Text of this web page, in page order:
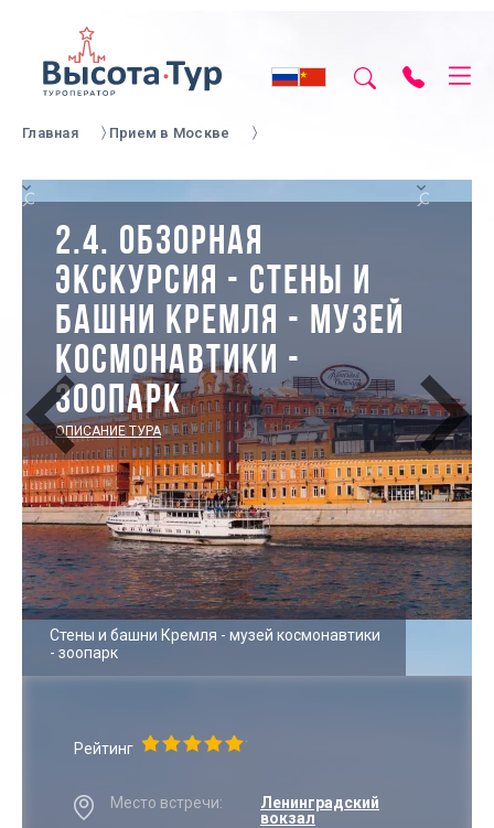
Главная Прием в Москве
2.4. ОБЗОРНАЯ
ЭКСКУРСИЯ - СТЕНЫ И
БАШНИ КРЕМЛЯ - МУЗЕЙ
КОСМОНАВТИКИ -
ЗООПАРК
ОПИСАНИЕ ТУРА
Стены и башни Кремля - музей космонавтики
- зоопарк
Рейтинг
Место встречи:
Ленинградский
вокзал